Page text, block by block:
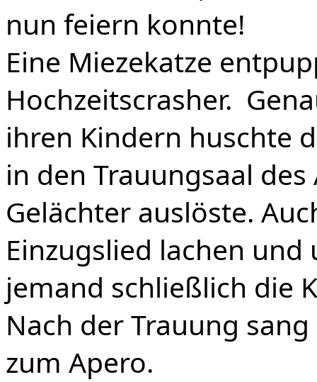
nun feiern konnte!
Eine Miezekatze
Hochzeitscrasher.
ihren Kindern huschte
in den Trauungsaal
Gelächter auslöste.
Einzugslied lachen
jemand schließlich die
Nach der Trauung
zum Apero.